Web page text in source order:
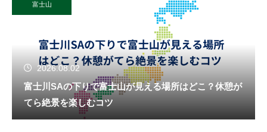
富士山
2026.08.02
富士川SAの下りで富士山が見える場所はどこ？休憩が
てら絶景を楽しむコツ